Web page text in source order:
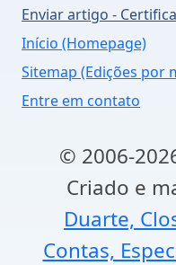
Enviar artigo -
Início (Homepage)
Sitemap (Edições por
Entre em contato
© 2006-
Criado e
Duarte,
Contas,